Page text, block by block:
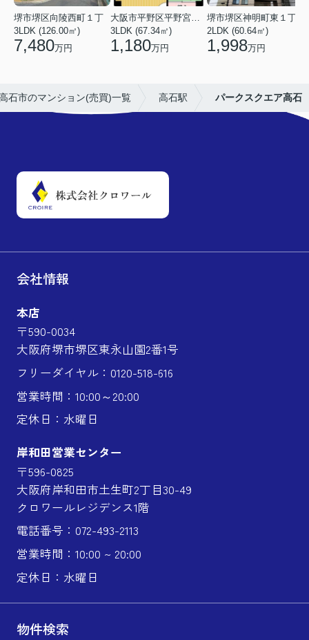
堺市堺区向陵西町１丁
3LDK (126.00㎡)
7,480万円
3LDK (67.34㎡)
1,180万円
堺市堺区神明町東１丁
2LDK (60.64㎡)
1,998万円
石市のマンション(売買)一覧 高石駅 パークスクエア高石
会社情報
本店
〒590-0034
大阪府堺市堺区東永山園2番1号
フリーダイヤル：0120-518-616
営業時間：10:00～20:00
定休日：水曜日
岸和田営業センター
〒596-0825
大阪府岸和田市土生町2丁目30-49
クロワールレジデンス1階
電話番号：072-493-2113
営業時間：10:00 ~ 20:00
定休日：水曜日
物件検索